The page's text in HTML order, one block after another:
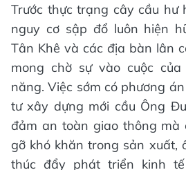
Trước thực trạng cây cầu hư
nguy cơ sập đổ luôn hiện
Tân Khê và các địa bàn lân
mong chờ sự vào cuộc
năng. Việc sớm có phương
tư xây dựng mới cầu Ông
đảm an toàn giao thông mà
gỡ khó khăn trong sản xuất,
thúc đẩy phát triển kinh